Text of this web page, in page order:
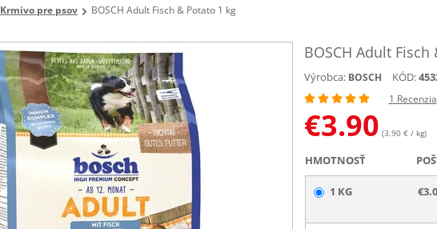
Krmivo pre psov BOSCH Adult Fisch & Potato 1 kg
BOSCH Adult
Výrobca: BOSCH KÓD:
1 Recenzia
€3.90 (3.90 € / kg)
HMOTNOSŤ
1 KG